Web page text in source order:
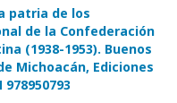
patria de los
de la Confederación
(1938-1953). Buenos
Michoacán, Ediciones